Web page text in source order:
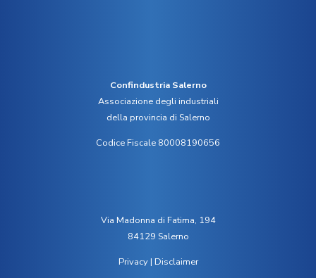
Confindustria Salerno
Associazione degli industriali
della provincia di Salerno
Codice Fiscale 80008190656
Via Madonna di Fatima, 194
84129 Salerno
Privacy| Disclaimer